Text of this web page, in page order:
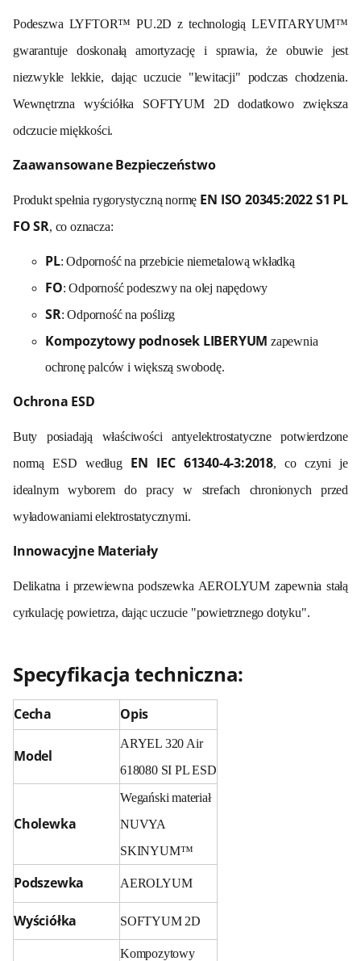
Podeszwa LYFTOR™ PU.2D z technologią LEVITARYUM™
gwarantuje doskonałą amortyzację i sprawia, że obuwie jest
niezwykle lekkie, dając uczucie "lewitacji" podczas chodzenia.
Wewnętrzna wyściółka SOFTYUM 2D dodatkowo zwiększa
odczucie miękkości.
Zaawansowane Bezpieczeństwo
Produkt spełnia rygorystyczną normę EN ISO 20345:2022 S1 PL
FO SR, co oznacza:
PL: Odporność na przebicie niemetalową wkładką
FO: Odporność podeszwy na olej napędowy
SR: Odporność na poślizg
Kompozytowy podnosek LIBERYUM zapewnia
ochronę palców i większą swobodę.
Ochrona ESD
Buty posiadają właściwości antyelektrostatyczne potwierdzone
normą ESD według EN IEC 61340-4-3:2018, co czyni je
idealnym wyborem do pracy w strefach chronionych przed
wyładowaniami elektrostatycznymi.
Innowacyjne Materiały
Delikatna i przewiewna podszewka AEROLYUM zapewnia stałą
cyrkulację powietrza, dając uczucie "powietrznego dotyku".
Specyfikacja techniczna:
Cecha Opis
Model
ARYEL 320 Air
618080 SI PL ESD
Cholewka
Wegański materiał
NUVYA
SKINYUM™
Podszewka AEROLYUM
Wyściółka SOFTYUM 2D
Kompozytowy